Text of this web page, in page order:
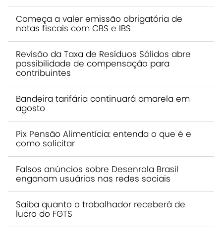
Começa a valer emissão obrigatória de
notas fiscais com CBS e IBS
Revisão da Taxa de Resíduos Sólidos abre
possibilidade de compensação para
contribuintes
Bandeira tarifária continuará amarela em
agosto
Pix Pensão Alimentícia: entenda o que é e
como solicitar
Falsos anúncios sobre Desenrola Brasil
enganam usuários nas redes sociais
Saiba quanto o trabalhador receberá de
lucro do FGTS